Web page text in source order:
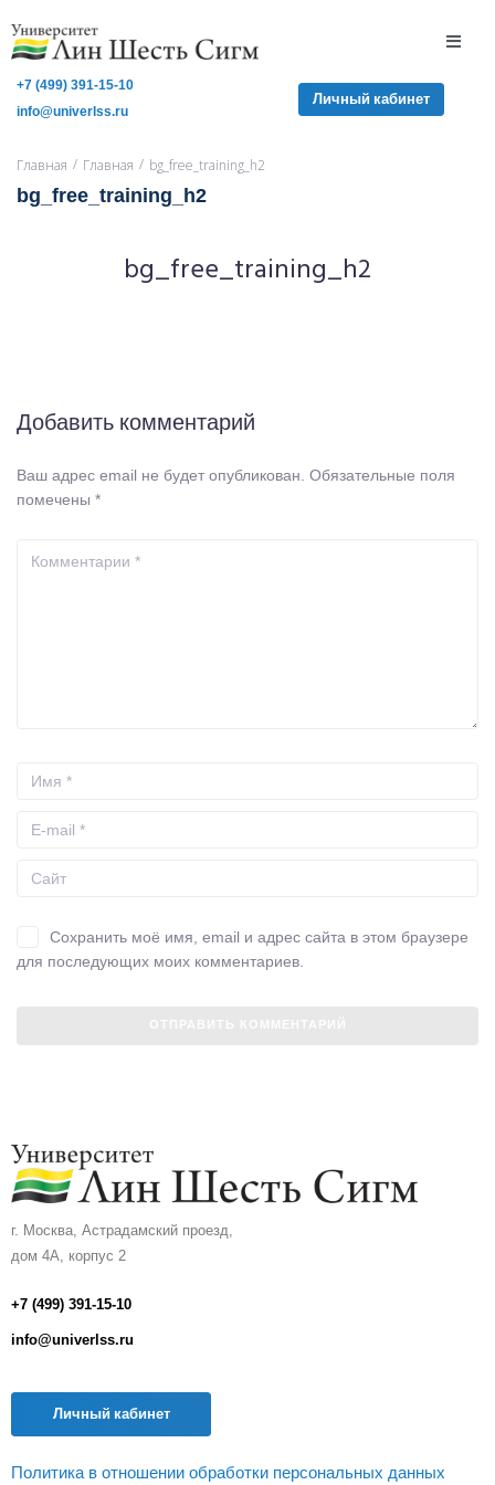
+7 (499) 391-15-10
info@univerlss.ru
Личный кабинет
bg_free_training_h2
Главная / Главная / bg_free_training_h2
bg_free_training_h2
Добавить комментарий
Ваш адрес email не будет опубликован. Обязательные поля
помечены *
Сохранить моё имя, email и адрес сайта в этом браузере
для последующих моих комментариев.
г. Москва, Астрадамский проезд,
дом 4А, корпус 2
+7 (499) 391-15-10
info@univerlss.ru
Личный кабинет
Политика в отношении обработки персональных данных